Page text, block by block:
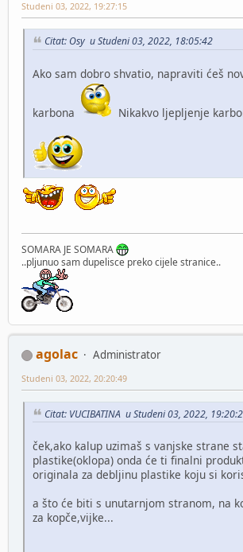
Studeni 03, 2022, 19:27:15
Citat: Osy u Studeni 03, 2022, 18:05:42
Ako sam dobro shvatio, napraviti ćeš
karbona Nikakvo ljepljenje
SOMARA JE SOMARA
..pljunuo sam dupelisce preko cijele stranice..
agolac
Administrator
Studeni 03, 2022, 20:20:49
Citat: VUCIBATINA u Studeni 03, 2022,
ček,ako kalup uzimaš s vanjske strane
plastike(oklopa) onda će ti finalni
originala za debljinu plastike koju si
a što će biti s unutarnjom stranom, na
za kopče,vijke...